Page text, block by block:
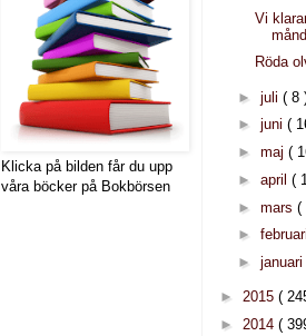
Klicka på bilden får du upp
våra böcker på Bokbörsen
Vi
Röda
► juli ( 8
► juni (
► maj (
► april (
► mars (
►
► januari
► 2015 (
► 2014 (